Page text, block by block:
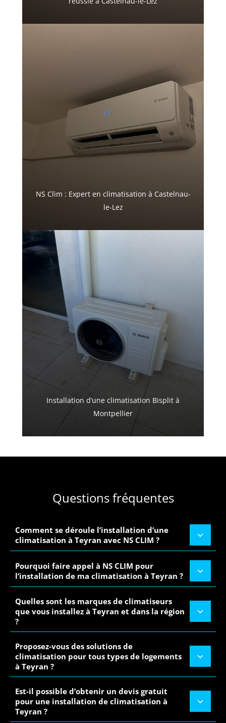
NS Clim : Expert en climatisation à Castelnau-
le-Lez
Installation d’une climatisation Bisplit à
Montpellier
Questions fréquentes
Comment se déroule l’installation d’une
climatisation à Teyran avec NS CLIM ?
Pourquoi faire appel à NS CLIM pour
l’installation de ma climatisation à Teyran ?
Quelles sont les marques de climatiseurs
que vous installez à Teyran et dans la région
?
Proposez-vous des solutions de
climatisation pour tous types de logements
à Teyran ?
Est-il possible d’obtenir un devis gratuit
pour une installation de climatisation à
Teyran ?